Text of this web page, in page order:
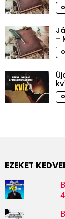
–
EZEKET